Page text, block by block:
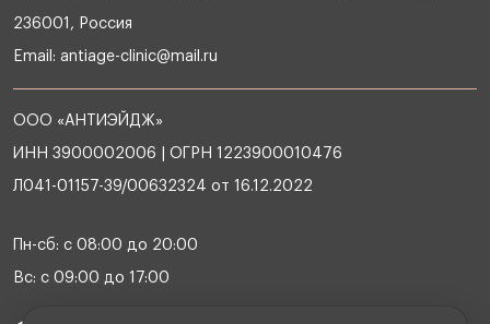
236001, Россия
Email: antiage-clinic@mail.ru
ООО «АНТИЭЙДЖ»
ИНН 3900002006 | ОГРН 1223900010476
Л041-01157-39/00632324 от 16.12.2022
Пн-сб: с 08:00 до 20:00
Вс: с 09:00 до 17:00